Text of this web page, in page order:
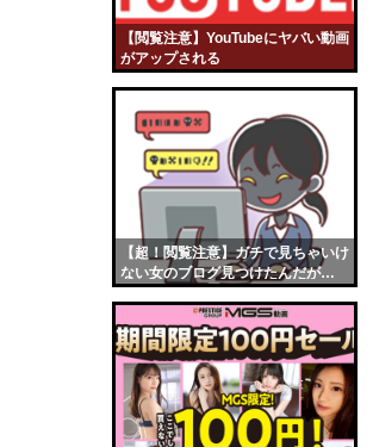
【閲覧注意】YouTubeにヤバい動画
がアップされる
【超！閲覧注意】ガチで見ちゃいけ
ない女のブログ見つけたんだが…